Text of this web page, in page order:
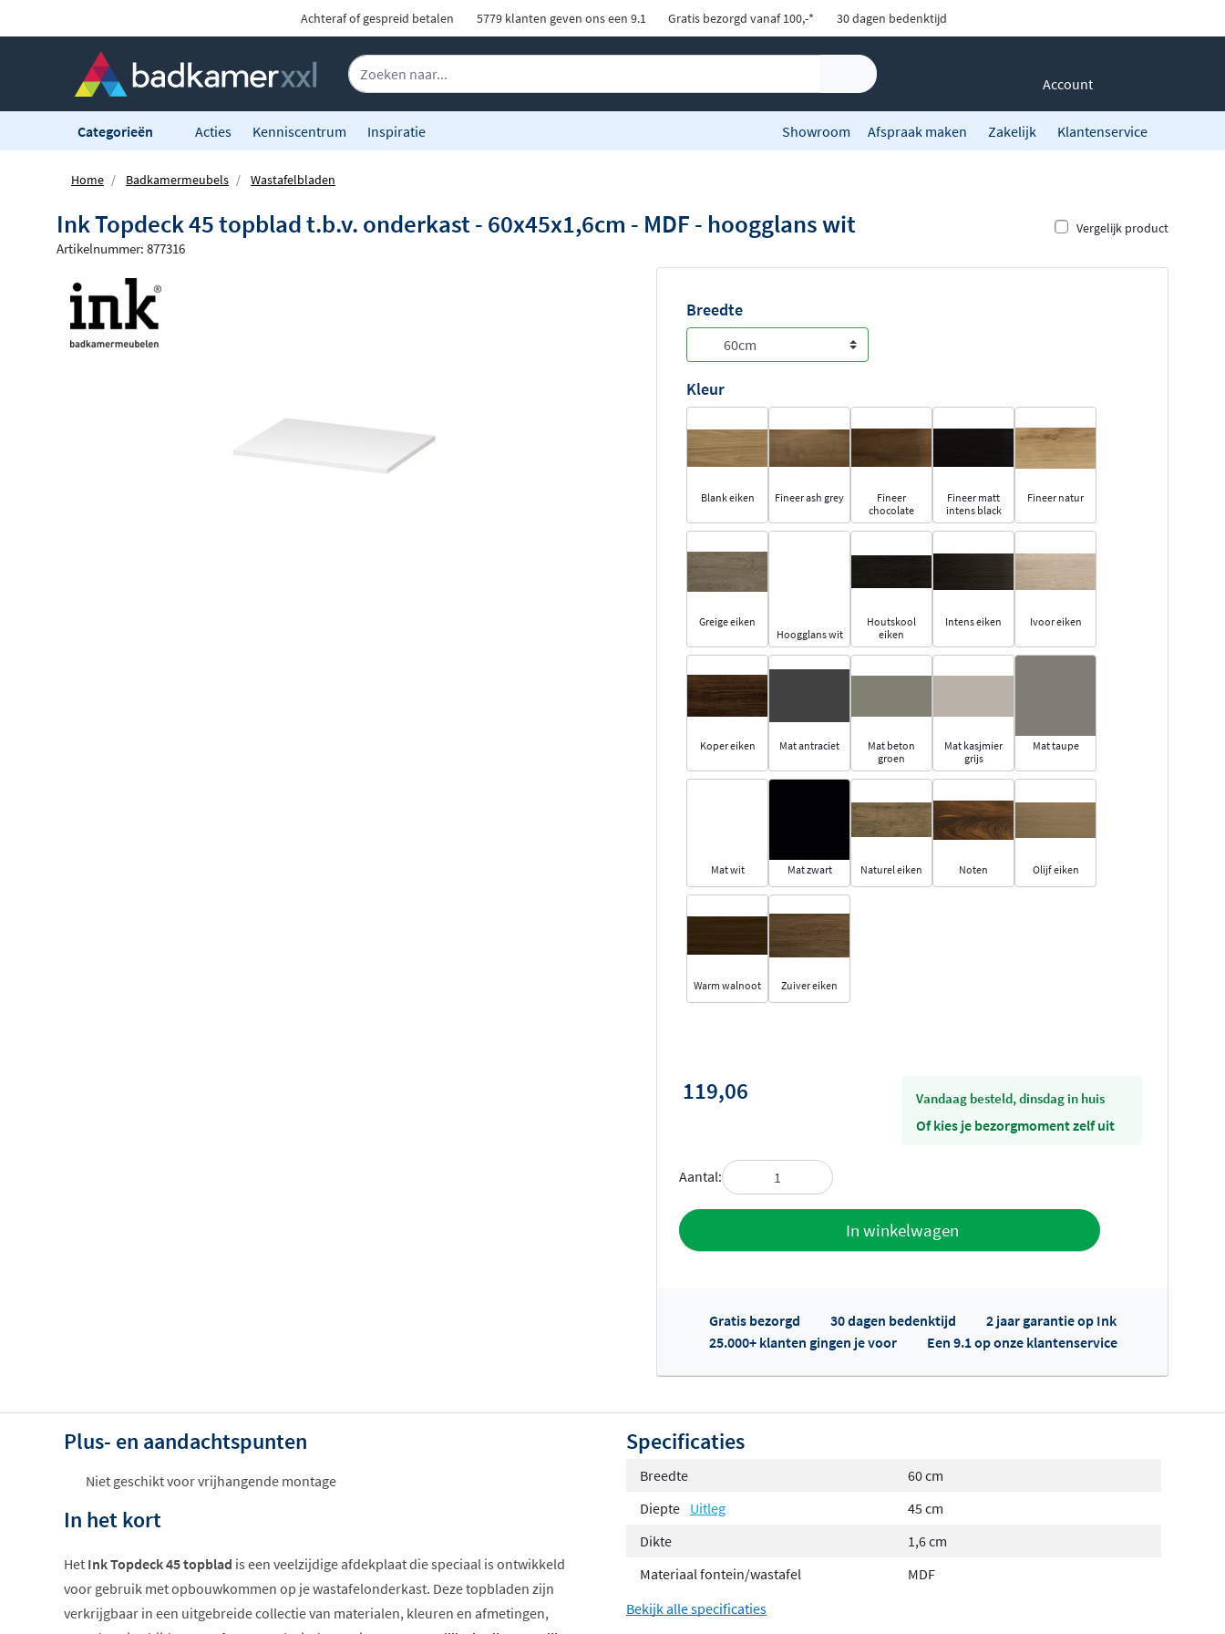
Achteraf of gespreid betalen 5779 klanten geven ons een 9.1 Gratis bezorgd vanaf 100,-* 30 dagen bedenktijd
Account
Categorieën Acties Kenniscentrum Inspiratie Showroom Afspraak maken Zakelijk Klantenservice
Home Badkamermeubels Wastafelbladen
Ink Topdeck 45 topblad t.b.v. onderkast - 60x45x1,6cm - MDF - hoogglans wit Vergelijk product
Artikelnummer: 877316
Breedte
Kleur
Blank eiken Fineer ash grey
Fineer
chocolate
Fineer matt
intens black
Fineer natur
Greige eiken
Hoogglans wit
Houtskool
eiken
Intens eiken Ivoor eiken
Koper eiken Mat antraciet
Mat beton
groen
Mat kasjmier
grijs
Mat taupe
Mat wit Mat zwart Naturel eiken Noten Olijf eiken
Warm walnoot Zuiver eiken
119,06 vandaag besteld, dinsdag in huis
Of kies je bezorgmoment zelf uit
Aantal:
In winkelwagen
Toevoegen aan offerte
Gratis bezorgd 30 dagen bedenktijd
2 jaar garantie op Ink
25.000+ klanten gingen je voor
Een 9.1 op onze klantenservice
Plus- en aandachtspunten
Niet geschikt voor vrijhangende montage
In het kort
Het Ink Topdeck 45 topblad is een veelzijdige afdekplaat die speciaal is ontwikkeld
voor gebruik met opbouwkommen op je wastafelonderkast. Deze topbladen zijn
verkrijgbaar in een uitgebreide collectie van materialen, kleuren en afmetingen,
Specificaties
Breedte
60 cm
Diepte Uitleg
45 cm
Dikte
1,6 cm
Materiaal fontein/wastafel
MDF
Bekijk alle specificaties